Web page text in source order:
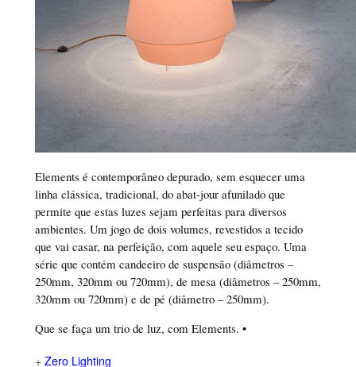
Elements é contemporâneo depurado, sem esquecer uma
linha clássica, tradicional, do abat-jour afunilado que
permite que estas luzes sejam perfeitas para diversos
ambientes. Um jogo de dois volumes, revestidos a tecido
que vai casar, na perfeição, com aquele seu espaço. Uma
série que contém candeeiro de suspensão (diâmetros –
250mm, 320mm ou 720mm), de mesa (diâmetros – 250mm,
320mm ou 720mm) e de pé (diâmetro – 250mm).
Que se faça um trio de luz, com Elements. •
+ Zero Lighting